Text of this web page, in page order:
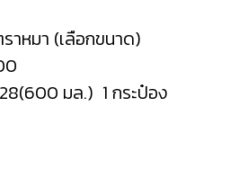
าหมา (เลือกขนาด)
มล.) 1 กระป๋อง